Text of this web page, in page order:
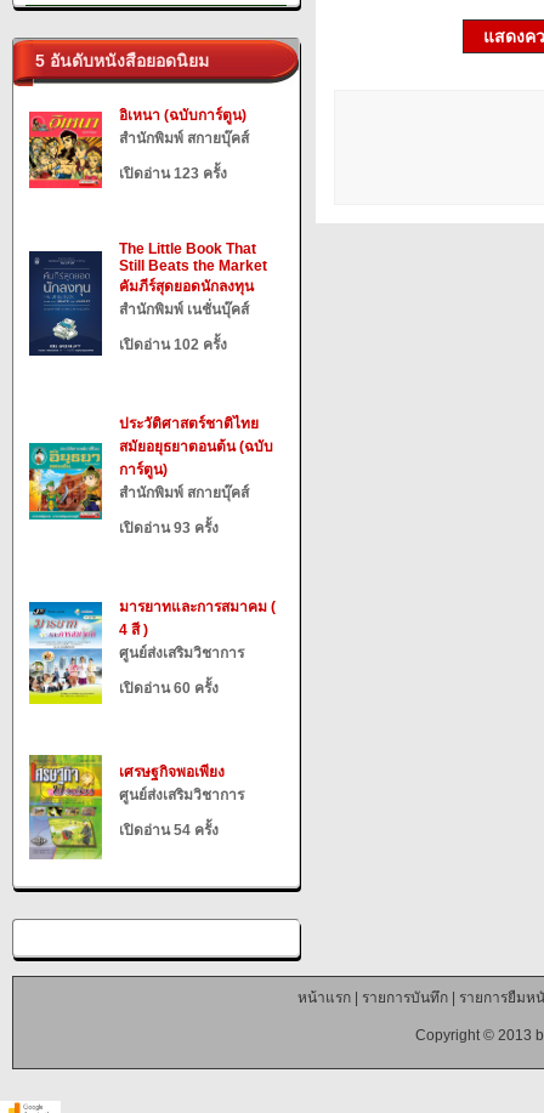
5 อันดับหนังสือยอดนิยม
อิเหนา (ฉบับการ์ตูน)
สำนักพิมพ์ สกายบุ๊คส์
เปิดอ่าน 123 ครั้ง
The Little Book That
Still Beats the Market
คัมภีร์สุดยอดนักลงทุน
สำนักพิมพ์ เนชั่นบุ๊คส์
เปิดอ่าน 102 ครั้ง
ประวัติศาสตร์ชาติไทย
สมัยอยุธยาตอนต้น (ฉบับ
การ์ตูน)
สำนักพิมพ์ สกายบุ๊คส์
เปิดอ่าน 93 ครั้ง
มารยาทและการสมาคม (
4 สี )
ศูนย์ส่งเสริมวิชาการ
เปิดอ่าน 60 ครั้ง
เศรษฐกิจพอเพียง
ศูนย์ส่งเสริมวิชาการ
เปิดอ่าน 54 ครั้ง
แสดงค
หน้าแรก| รายการบันทึก| รายการยืมห
Copyright © 2013